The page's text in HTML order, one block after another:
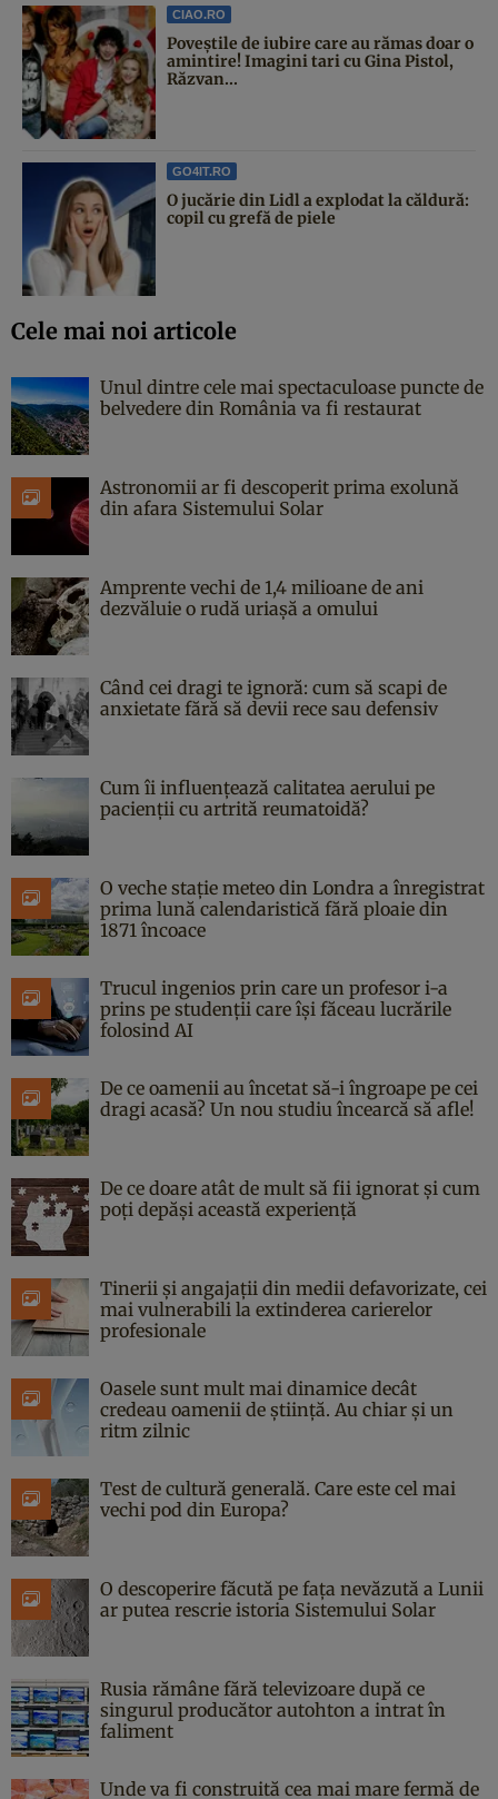
CIAO.RO
Poveştile de iubire care au rămas doar o
amintire! Imagini tari cu Gina Pistol,
Răzvan...
GO4IT.RO
O jucărie din Lidl a explodat la căldură:
copil cu grefă de piele
Cele mai noi articole
Unul dintre cele mai spectaculoase puncte de
belvedere din România va fi restaurat
Astronomii ar fi descoperit prima exolună
din afara Sistemului Solar
Amprente vechi de 1,4 milioane de ani
dezvăluie o rudă uriașă a omului
Când cei dragi te ignoră: cum să scapi de
anxietate fără să devii rece sau defensiv
Cum îi influențează calitatea aerului pe
pacienții cu artrită reumatoidă?
O veche stație meteo din Londra a înregistrat
prima lună calendaristică fără ploaie din
1871 încoace
Trucul ingenios prin care un profesor i-a
prins pe studenții care își făceau lucrările
folosind AI
De ce oamenii au încetat să-i îngroape pe cei
dragi acasă? Un nou studiu încearcă să afle!
De ce doare atât de mult să fii ignorat și cum
poți depăși această experiență
Tinerii și angajații din medii defavorizate, cei
mai vulnerabili la extinderea carierelor
profesionale
Oasele sunt mult mai dinamice decât
credeau oamenii de știință. Au chiar și un
ritm zilnic
Test de cultură generală. Care este cel mai
vechi pod din Europa?
O descoperire făcută pe fața nevăzută a Lunii
ar putea rescrie istoria Sistemului Solar
Rusia rămâne fără televizoare după ce
singurul producător autohton a intrat în
faliment
Unde va fi construită cea mai mare fermă de